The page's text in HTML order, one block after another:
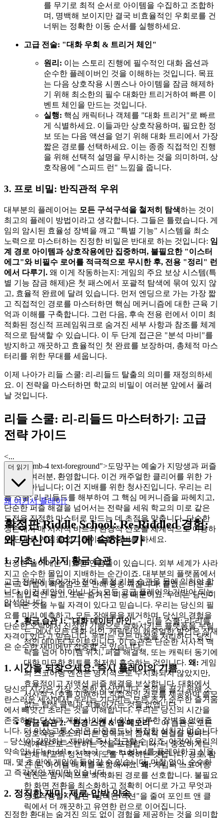
를 무기로 최적 순서로 아이템을 수집하고 조합하
며, 명백해 보이지만 결국 비효율적인 우회로를 건
너뛰는 정확한 이동 순서를 실행하세요.
고급 전술: "대화 우회 & 트리거 체인"
원리: 이는 스토리 진행에 필수적인 대화 옵션과
순수한 플레이버인 것을 이해하는 것입니다. 목표
는 다음 상호작용 시퀀스나 아이템을 잠금 해제하
기 위해 최소한의 필수 대화만 트리거하여 빠른 이
벤트 체인을 만드는 것입니다.
실행: 핵심 캐릭터나 객체를 "대화 트리거"로 빠르
게 식별하세요. 이들과만 상호작용하며, 필요한 정
보 또는 다음 액션을 얻기 위해 대화 트리에서 가장
짧은 경로를 선택하세요. 이는 종종 직접적인 진행
을 위해 선택적 설명을 무시하는 것을 의미하며, 상
호작용에 "스피드 런" 느낌을 줍니다.
3. 프로 비밀: 반직관적 우위
대부분의 플레이어는 모든 구석구석을 철저히 탐색하는 것이
최고의 플레이 방법이라고 생각합니다. 그들은 틀렸습니다. 게
임의 암시된 효율성 장벽을 깨고 "특별 기능" 시스템을 최소
노력으로 마스터하는 진정한 비밀은 반대로 하는 것입니다: 임
계 경로 아이템과 상호작용에만 집중하며, 불필요한 "이스터
에그"와 비필수 로어를 적극적으로 무시한 후, 전용 "정리" 런
에서 다루기. 왜 이게 작동하는지: 게임의 주요 보상 시스템(특
별 기능 잠금 해제)은 첫 패스에서 포괄적 탐색에 묶여 있지 않
고, 효율적 완료에 달려 있습니다. 먼저 엔딩으로 가는 가장 짧
고 직접적인 경로를 마스터하면 핵심 메커니즘에 대한 근육 기
억과 이해를 구축합니다. 그런 다음, 후속 전용 런에서 이미 최
적화된 정신적 프레임워크로 숨겨진 세부 사항과 참조를 체계
적으로 탐색할 수 있습니다. 이 두 단계 접근은 "분석 마비"를
방지하고 깨끗하고 효율적인 첫 완료를 보장하며, 총체적 마스
터리를 위한 무대를 세웁니다.
이제 나아가 리들 스쿨: 리-리들드 탈출의 의미를 재정의하세
요. 이 전략을 마스터하면 학교의 비밀이 여러분 앞에서 풀려
날 것입니다.
리들 스쿨: 리-리들드 마스터하기: 고급
전략 가이드
<...
p class="mb-4 text-foreground">도망꾸는 예술가 지망생과 퍼즐
해결사 여러분, 환영합니다. 이건 캐주얼한 클리어를 위한 가
이드가 아닙니다; 이건 지배를 위한 청사진입니다. 우리는 리
들 스쿨: 리-리들드를 해부하여 그 핵심 메커니즘을 파헤치고,
단순한 퍼즐 해결을 넘어서는 전략을 세워 학교의 미로 같은
도전을 진정한 마스터로 만드는 데 초점을 맞춥니다. 단순한
생존에서 매 서사적 비트와 환경적 신호를 체계적으로 이용하
는 단계로 게임을 업그레이드할 준비를 하세요.
1. 기초: 세 가지 황금 습관
고급 전략에 들어가기 전에, 특정 기본 습관을 몸에 익혀야 합
니다. 이건 제안이 아닙니다; 모든 고급 플레이의 기반이 되는
암석입니다.
황금 습관 1: "대화 데이터 마인"- _리들 스쿨: 리-리들
드_에서 모든 대화 라인, 캐릭터의 캐주얼한 발언은 잠재
적인 데이터 포인트입니다. 이 습관은 단순한 서사적 맥
락을 넘어 아이템 위치, 퍼즐 해결책, 또는 캐릭터 동기에
대한 미묘한 힌트를 철저히 흡수하는 것입니다. 왜: 게임
의 스코어링 엔진은 명시적으로 수치화되지 않았지만,
효율적이고 저액션 퍼즐 해결을 보상합니다. 대화에서
서사적 신호를 이해하면 직접적인 경로를 제공하여 쓸모
없는 탐색 클릭과 되돌아가는 것을 없앱니다.
황금 습관 2: "환경 스캔 & 맵 메모리"- 이 습관은 모든
상호작용 요소와 다른 영역과의 잠재적 연결을 방마다
체계적으로 스캔하는 것을 포함합니다. 더 중요하게는,
전체 학교의 정신적 지도를 구축하는 것입니다. 경로, 잠
긴 문, 아이템 배치를 포함해서요.왜:게임의 스코어링
엔진은 암시적으로 최적화된 경로를 선호합니다. 불필요
한 화면 전환을 최소화하고 정확히 어디로 가고 무엇과
상호작용할지 알면 "낭비된 액션"을 줄여 포인트 앤 클
릭에서 더 깨끗하고 유연한 런으로 이어집니다.
더 읽기
왜 여기서 플레이?
확정판 Riddle School: Re-Riddled 경험:
왜 당신이 여기에 속하는가
진정한 놀이에는 미묘한 연금술이 있습니다. 외부 세계가 사라
지고 순수한 몰입이 지배하는 순간이죠. 대부분의 플랫폼에서
는 그 마법이 좌절감으로 인해 종종 깨집니다: 끝없는 다운로
드, 침입적인 광고, 또는 숨겨진 비용 때문이요. 우리는 당신이
더 나은 것을 누릴 자격이 있다고 믿습니다. 우리는 당신의 필
요를 미리 예측하고, 모든 장애물을 제거하며, 당신의 경험을
단순한 오락에서 진정한 기쁨으로 승화시키는 플랫폼을 누릴
자격이 있다고 믿습니다. 우리는 모든 마찰을 처리하니, 당신
은 순수한 재미에만 집중할 수 있습니다.
1. 시간을 되찾으세요: 즉시 플레이의 기쁨
당신의 시간은 가장 소중한 자산입니다. 주의를 끌기 위해 소
란스러운 세상에서, 우리는 기다리는 모든 초가 순수한 즐거움
에서 빼앗긴 초라는 것을 이해합니다. 우리는 당신의 시간을
존중하며, 당신과 게임 사이에 서 있는 지루한 장벽을 없애줍
니다. 더 이상 고통스러운 다운로드나 복잡한 설치가 없습니다
– 당신이 갈망하는 재미에 즉시 접근할 수 있죠. 이것이 우리의
약속입니다:Riddle School: Re-Riddled를 플레이하고 싶을
때, 몇 초 만에 게임에 들어갈 수 있습니다. 마찰 없이, 순수하
고 즉각적인 재미만 있습니다.
2. 정직한 재미: 제로-압박 약속
진정한 환대는 숨겨진 의도 없이 경험을 제공하는 것을 의미합